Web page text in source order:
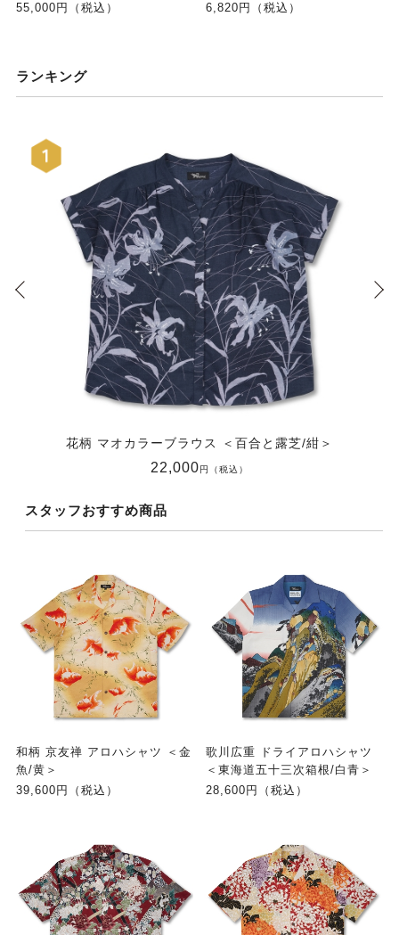
55,000円（税込）
6,820円（税込）
ランキング
花柄 マオカラーブラウス ＜百合と露芝/紺＞
22,000円（税込）
スタッフおすすめ商品
和柄 京友禅 アロハシャツ ＜金
魚/黄＞
39,600円（税込）
歌川広重 ドライアロハシャツ
＜東海道五十三次箱根/白青＞
28,600円（税込）